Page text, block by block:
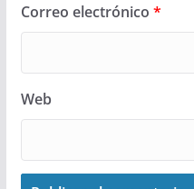
Correo electrónico *
Web